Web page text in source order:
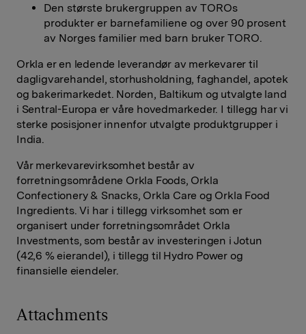
Den største brukergruppen av TOROs
produkter er barnefamiliene og over 90 prosent
av Norges familier med barn bruker TORO.
Orkla er en ledende leverandør av merkevarer til
dagligvarehandel, storhusholdning, faghandel, apotek
og bakerimarkedet. Norden, Baltikum og utvalgte land
i Sentral-Europa er våre hovedmarkeder. I tillegg har vi
sterke posisjoner innenfor utvalgte produktgrupper i
India.
Vår merkevarevirksomhet består av
forretningsområdene Orkla Foods, Orkla
Confectionery & Snacks, Orkla Care og Orkla Food
Ingredients. Vi har i tillegg virksomhet som er
organisert under forretningsområdet Orkla
Investments, som består av investeringen i Jotun
(42,6 % eierandel), i tillegg til Hydro Power og
finansielle eiendeler.
Attachments